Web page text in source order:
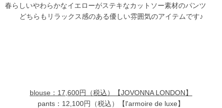
春らしいやわらかなイエローがステキなカットソー素材のパンツ
どちらもリラックス感のある優しい雰囲気のアイテムです♪
blouse：17,600円（税込）【JOVONNA LONDON】
pants：12,100円（税込）【l'armoire de luxe】